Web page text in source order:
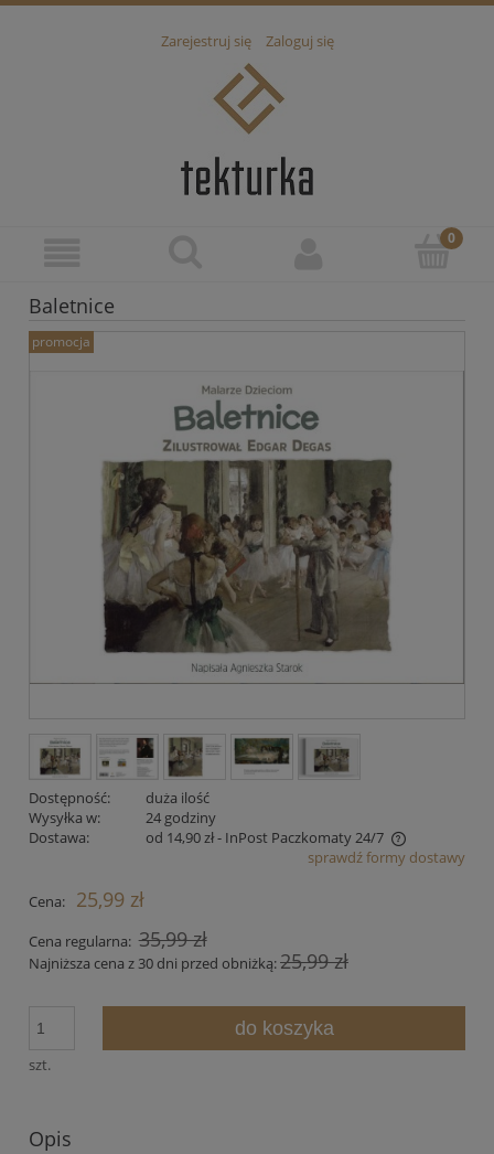
Zarejestruj się Zaloguj się
Baletnice
promocja
Dostępność:
duża ilość
Wysyłka w:
24 godziny
Dostawa:
od 14,90 zł- InPost Paczkomaty 24/7
Cena nie zawiera ewentualnych kosztów płatnościsprawdź formy dostawy
Cena: 25,99 zł
Cena regularna: 35,99 zł
Najniższa cena z 30 dni przed obniżką:25,99 zł
szt.
do koszyka
Opis